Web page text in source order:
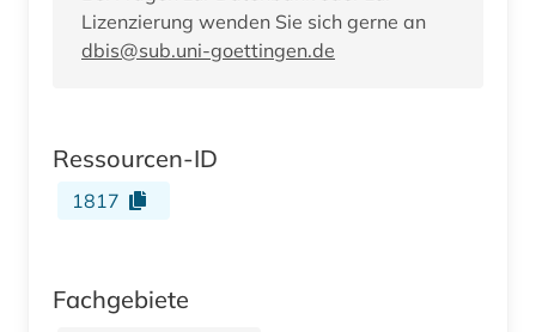
Lizenzierung wenden Sie sich gerne an
dbis@sub.uni-goettingen.de
Ressourcen-ID
1817
Fachgebiete